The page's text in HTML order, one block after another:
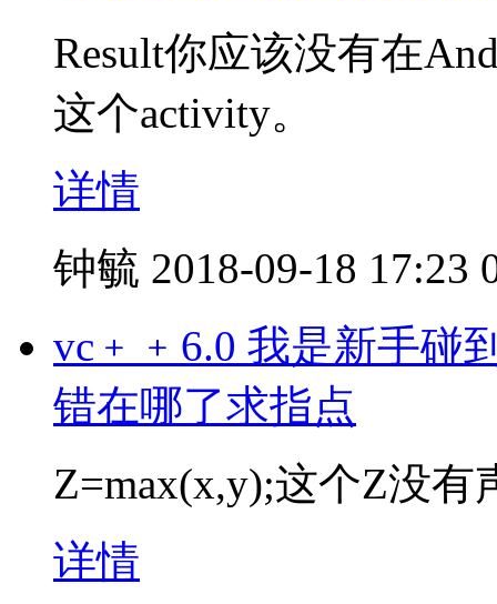
Result你应该没有在
这个activity。
详情
钟毓 2018-09-18 17:23
vc﹢﹢6.0 我是新手碰
错在哪了求指点
Z=max(x,y);这个Z没有
详情